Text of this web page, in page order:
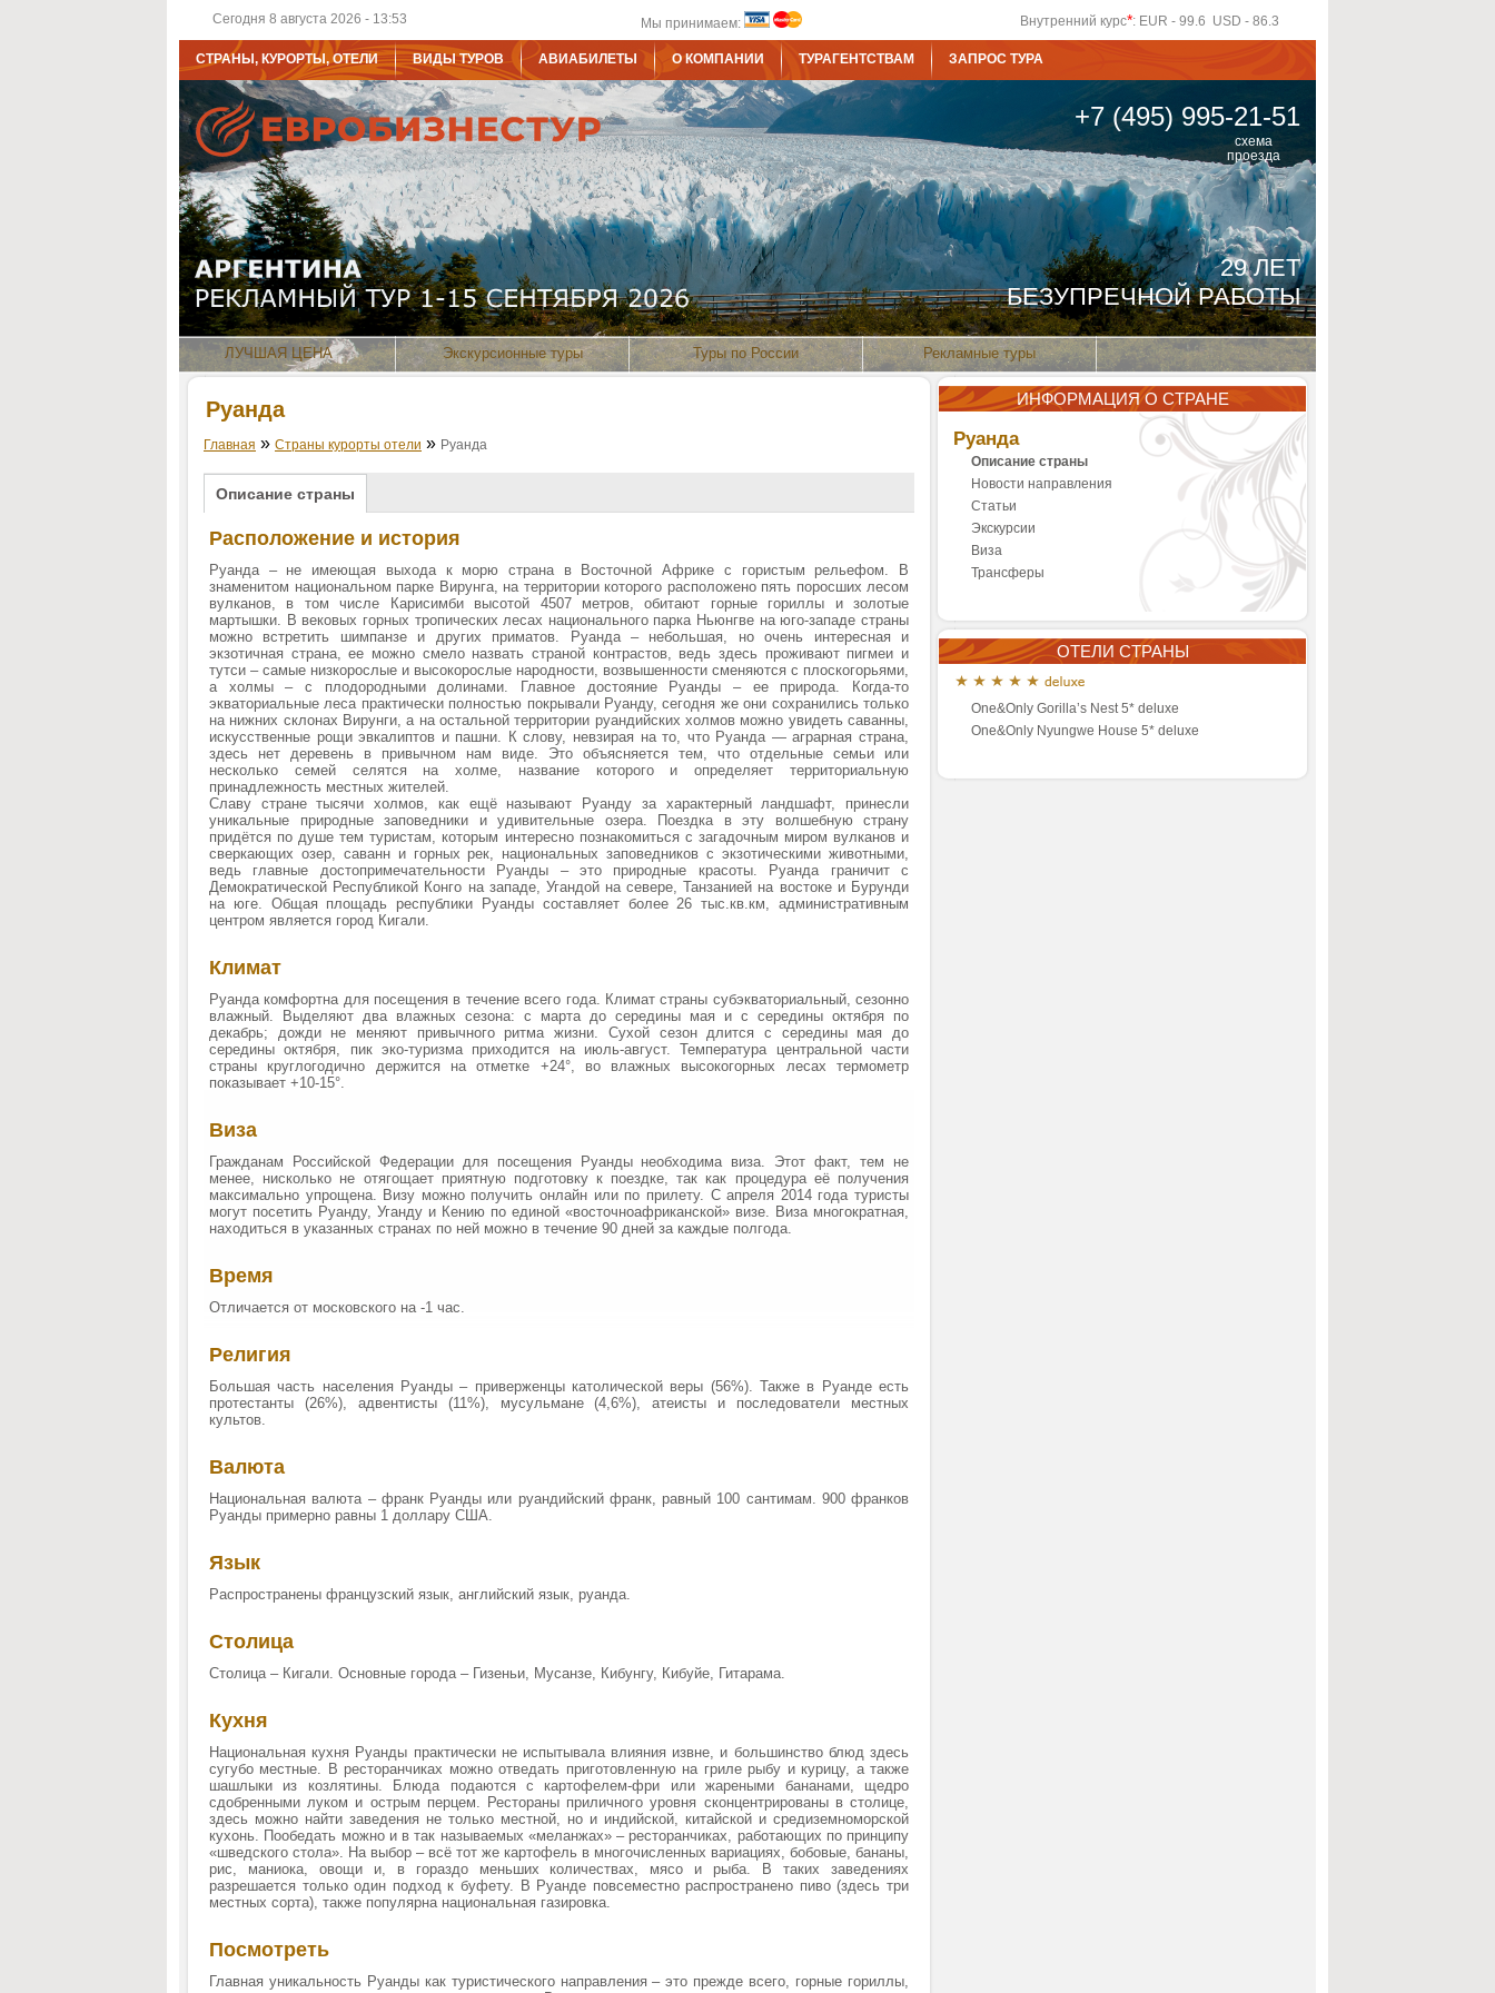
Сегодня 8 августа 2026 - 13:53 Мы принимаем: Внутренний курс*: EUR - 99.6 USD - 86.3
СТРАНЫ, КУРОРТЫ, ОТЕЛИ ВИДЫ ТУРОВ АВИАБИЛЕТЫ О КОМПАНИИ ТУРАГЕНТСТВАМ ЗАПРОС ТУРА
+7 (495) 995-21-51
схема
проезда
ЛУЧШАЯ ЦЕНА Экскурсионные туры Туры по России Рекламные туры
29 ЛЕТ
БЕЗУПРЕЧНОЙ РАБОТЫ
Руанда
Главная » Страны курорты отели » Руанда
Описание страны
Расположение и история
Руанда – не имеющая выхода к морю страна в Восточной Африке с гористым рельефом. В
знаменитом национальном парке Вирунга, на территории которого расположено пять поросших лесом
вулканов, в том числе Карисимби высотой 4507 метров, обитают горные гориллы и золотые
мартышки. В вековых горных тропических лесах национального парка Ньюнгве на юго-западе страны
можно встретить шимпанзе и других приматов. Руанда – небольшая, но очень интересная и
экзотичная страна, ее можно смело назвать страной контрастов, ведь здесь проживают пигмеи и
тутси – самые низкорослые и высокорослые народности, возвышенности сменяются с плоскогорьями,
а холмы – с плодородными долинами. Главное достояние Руанды – ее природа. Когда-то
экваториальные леса практически полностью покрывали Руанду, сегодня же они сохранились только
на нижних склонах Вирунги, а на остальной территории руандийских холмов можно увидеть саванны,
искусственные рощи эвкалиптов и пашни. К слову, невзирая на то, что Руанда — аграрная страна,
здесь нет деревень в привычном нам виде. Это объясняется тем, что отдельные семьи или
несколько семей селятся на холме, название которого и определяет территориальную
принадлежность местных жителей.
Славу стране тысячи холмов, как ещё называют Руанду за характерный ландшафт, принесли
уникальные природные заповедники и удивительные озера. Поездка в эту волшебную страну
придётся по душе тем туристам, которым интересно познакомиться с загадочным миром вулканов и
сверкающих озер, саванн и горных рек, национальных заповедников с экзотическими животными,
ведь главные достопримечательности Руанды – это природные красоты. Руанда граничит с
Демократической Республикой Конго на западе, Угандой на севере, Танзанией на востоке и Бурунди
на юге. Общая площадь республики Руанды составляет более 26 тыс.кв.км, административным
центром является город Кигали.
Климат
Руанда комфортна для посещения в течение всего года. Климат страны субэкваториальный, сезонно
влажный. Выделяют два влажных сезона: с марта до середины мая и с середины октября по
декабрь; дожди не меняют привычного ритма жизни. Сухой сезон длится с середины мая до
середины октября, пик эко-туризма приходится на июль-август. Температура центральной части
страны круглогодично держится на отметке +24°, во влажных высокогорных лесах термометр
показывает +10-15°.
Виза
Гражданам Российской Федерации для посещения Руанды необходима виза. Этот факт, тем не
менее, нисколько не отягощает приятную подготовку к поездке, так как процедура её получения
максимально упрощена. Визу можно получить онлайн или по прилету. С апреля 2014 года туристы
могут посетить Руанду, Уганду и Кению по единой «восточноафриканской» визе. Виза многократная,
находиться в указанных странах по ней можно в течение 90 дней за каждые полгода.
Время
Отличается от московского на -1 час.
Религия
Большая часть населения Руанды – приверженцы католической веры (56%). Также в Руанде есть
протестанты (26%), адвентисты (11%), мусульмане (4,6%), атеисты и последователи местных
культов.
Валюта
Национальная валюта – франк Руанды или руандийский франк, равный 100 сантимам. 900 франков
Руанды примерно равны 1 доллару США.
Язык
Распространены французский язык, английский язык, руанда.
Столица
Столица – Кигали. Основные города – Гизеньи, Мусанзе, Кибунгу, Кибуйе, Гитарама.
Кухня
Национальная кухня Руанды практически не испытывала влияния извне, и большинство блюд здесь
сугубо местные. В ресторанчиках можно отведать приготовленную на гриле рыбу и курицу, а также
шашлыки из козлятины. Блюда подаются с картофелем-фри или жареными бананами, щедро
сдобренными луком и острым перцем. Рестораны приличного уровня сконцентрированы в столице,
здесь можно найти заведения не только местной, но и индийской, китайской и средиземноморской
кухонь. Пообедать можно и в так называемых «меланжах» – ресторанчиках, работающих по принципу
«шведского стола». На выбор – всё тот же картофель в многочисленных вариациях, бобовые, бананы,
рис, маниока, овощи и, в гораздо меньших количествах, мясо и рыба. В таких заведениях
разрешается только один подход к буфету. В Руанде повсеместно распространено пиво (здесь три
местных сорта), также популярна национальная газировка.
Посмотреть
Главная уникальность Руанды как туристического направления – это прежде всего, горные гориллы,
ИНФОРМАЦИЯ О СТРАНЕ
Руанда
Описание страны
Новости направления
Статьи
Экскурсии
Виза
Трансферы
ОТЕЛИ СТРАНЫ
One&Only Gorilla’s Nest 5* deluxe
One&Only Nyungwe House 5* deluxe